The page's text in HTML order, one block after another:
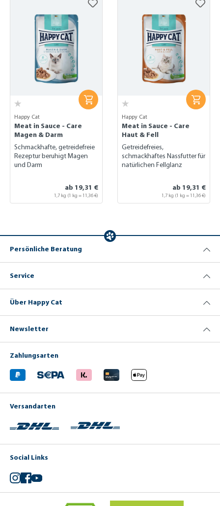
Happy Cat
Meat in Sauce - Care
Magen & Darm
Schmackhafte, getreidefreie
Rezeptur beruhigt Magen
und Darm
ab 19,31 €
1,7 kg (1 kg = 11,36 €)
Happy Cat
Meat in Sauce - Care
Haut & Fell
Getreidefreies,
schmackhaftes Nassfutter für
natürlichen Fellglanz
ab 19,31 €
1,7 kg (1 kg = 11,36 €)
Persönliche Beratung
Service
Über Happy Cat
Newsletter
Zahlungsarten
Versandarten
Social Links
Instagram
Facebook
YouTube